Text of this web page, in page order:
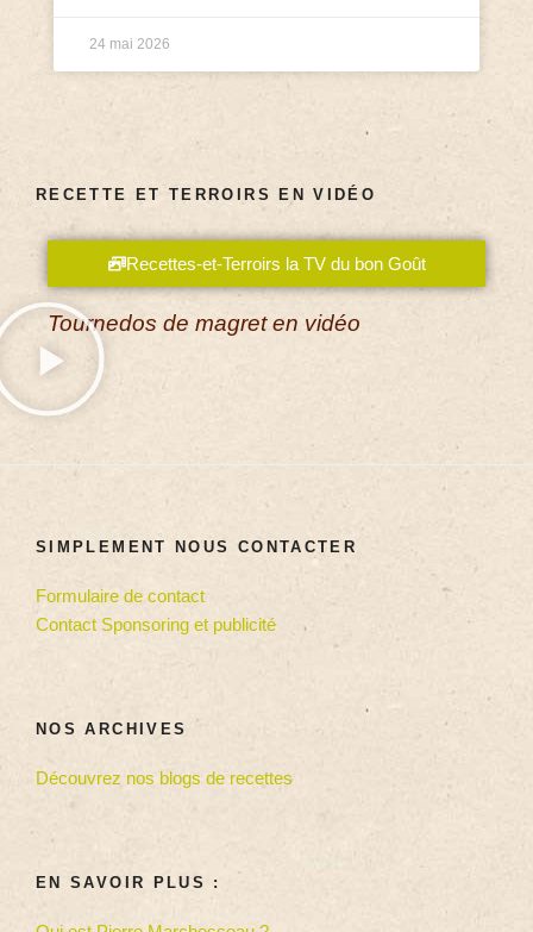
24 mai 2026
RECETTE ET TERROIRS EN VIDÉO
Recettes-et-Terroirs la TV du bon Goût
Tournedos de magret en vidéo
SIMPLEMENT NOUS CONTACTER
Formulaire de contact
Contact Sponsoring et publicité
NOS ARCHIVES
Découvrez nos blogs de recettes
EN SAVOIR PLUS :